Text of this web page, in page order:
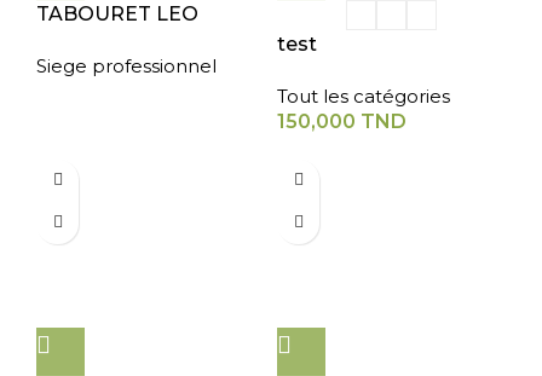
TABOURET LEO
Siege professionnel
test
Tout les catégories
150,000 TND